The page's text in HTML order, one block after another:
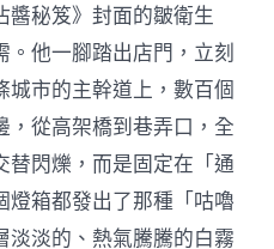
醬秘笈》封面的皺衛生
他一腳踏出店門，立刻
市的主幹道上，數百個
，從高架橋到巷弄口，全
替閃爍，而是固定在「通
燈箱都發出了那種「咕嚕
淡淡的、熱氣騰騰的白霧